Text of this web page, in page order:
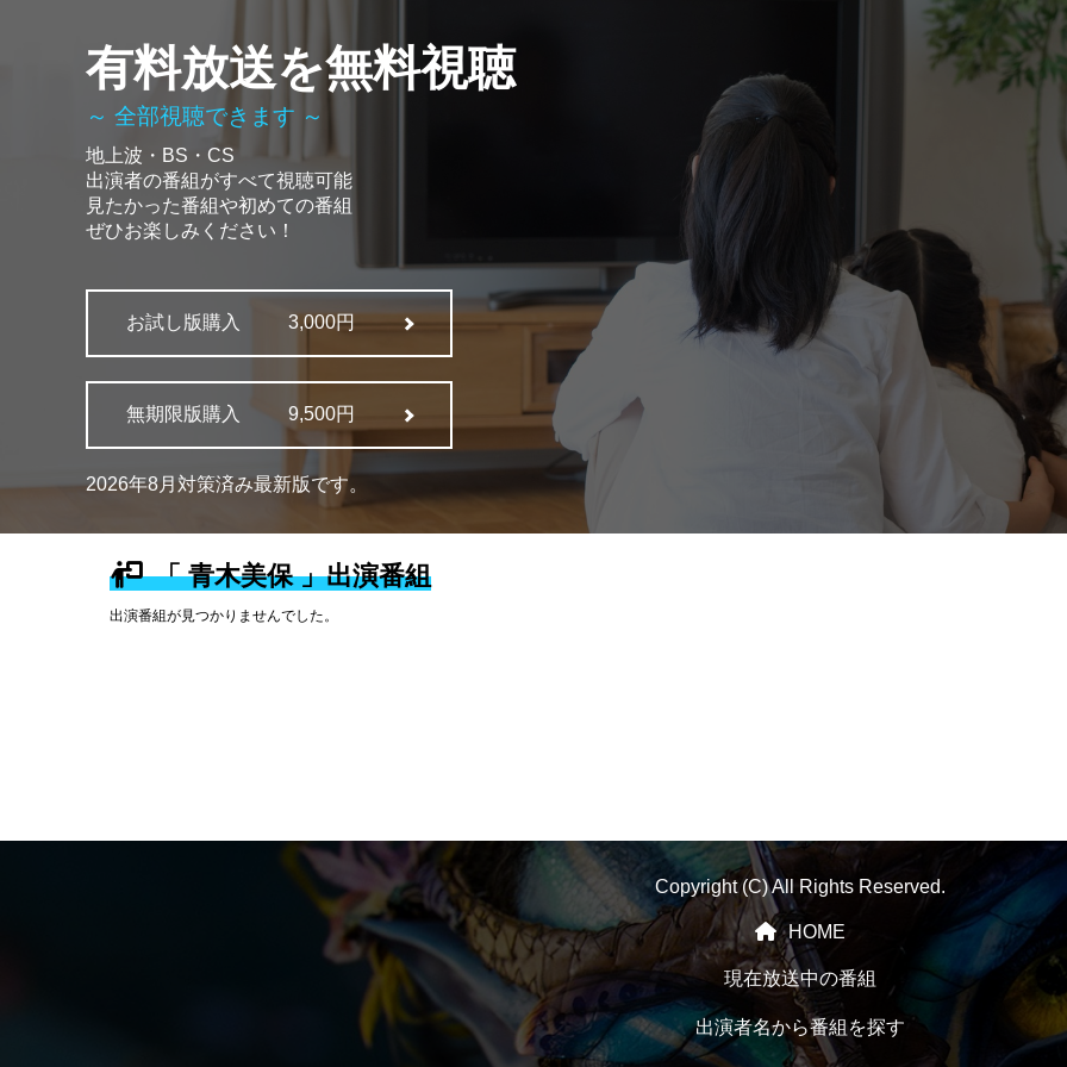
有料放送を無料視聴
～ 全部視聴できます ～
地上波・BS・CS
出演者の番組がすべて視聴可能
見たかった番組や初めての番組
ぜひお楽しみください！
お試し版購入 3,000円
無期限版購入 9,500円
2026年8月対策済み最新版です。
「 青木美保 」出演番組
出演番組が見つかりませんでした。
Copyright (C) All Rights Reserved.
HOME
現在放送中の番組
出演者名から番組を探す